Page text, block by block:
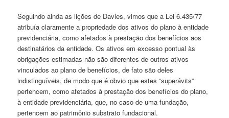
Seguindo ainda as lições de Davies, vimos que a Lei 6.435/77
atribuía claramente a propriedade dos ativos do plano à entidade
previdenciária, como afetados à prestação dos benefícios aos
destinatários da entidade. Os ativos em excesso pontual às
obrigações estimadas não são diferentes de outros ativos
vinculados ao plano de benefícios, de fato são deles
indistinguíveis, de modo que é obvio que estes “superávits”
pertencem, como afetados à prestação dos benefícios do plano,
à entidade previdenciária, que, no caso de uma fundação,
pertencem ao patrimônio substrato fundacional.